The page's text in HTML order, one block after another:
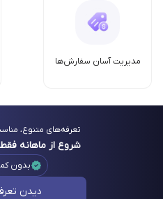
مدیریت آسان سفارش‌ها
تعرفه‌های متنوع،
شروع از ماهانه
بدون
دیدن